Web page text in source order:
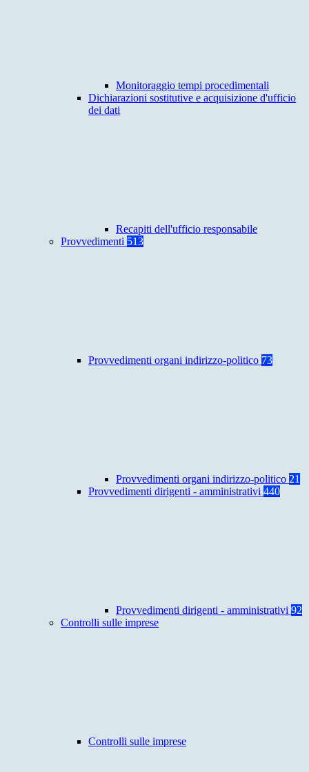
Monitoraggio tempi procedimentali
Dichiarazioni sostitutive e acquisizione d'ufficio
dei dati
Recapiti dell'ufficio responsabile
Provvedimenti 513
Provvedimenti organi indirizzo-politico 73
Provvedimenti organi indirizzo-politico 21
Provvedimenti dirigenti - amministrativi 440
Provvedimenti dirigenti - amministrativi 92
Controlli sulle imprese
Controlli sulle imprese